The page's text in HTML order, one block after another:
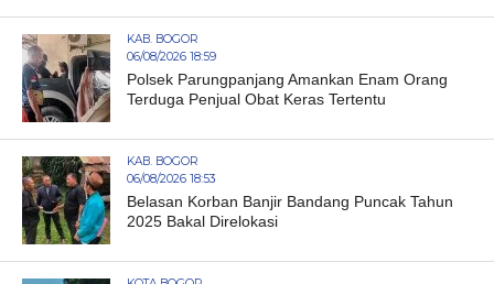
KAB. BOGOR
06/08/2026 18:59
Polsek Parungpanjang Amankan Enam Orang
Terduga Penjual Obat Keras Tertentu
KAB. BOGOR
06/08/2026 18:53
Belasan Korban Banjir Bandang Puncak Tahun
2025 Bakal Direlokasi